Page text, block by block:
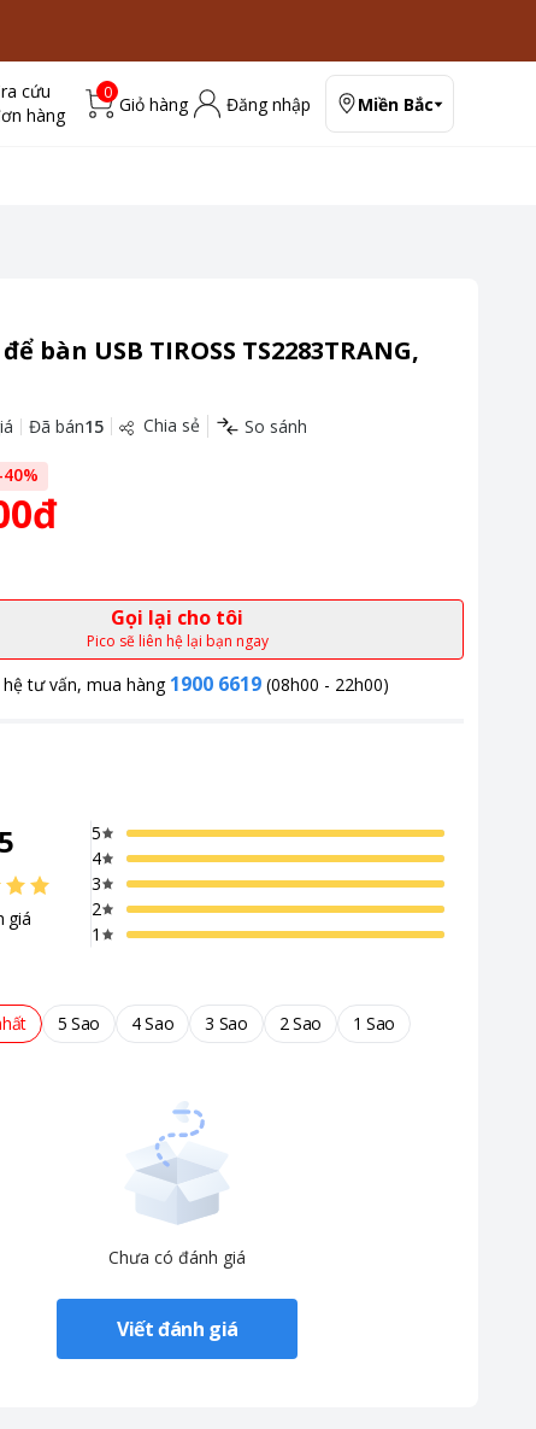
cứu
hàng
0
Giỏ hàng Đăng nhập Miền Bắc
TS2283TRANG chính là giải pháp hoàn hảo
bàn USB TIROSS TS2283TRANG,
Đã bán15 Chia sẻ So sánh
40%
Gọi lại cho tôi
Pico sẽ liên hệ lại bạn ngay
hệ tư vấn, mua hàng 1900 6619 (08h00 - 22h00)
giá
5
4
3
2
1
5 Sao 4 Sao 3 Sao 2 Sao 1 Sao
Chưa có đánh giá
Viết đánh giá